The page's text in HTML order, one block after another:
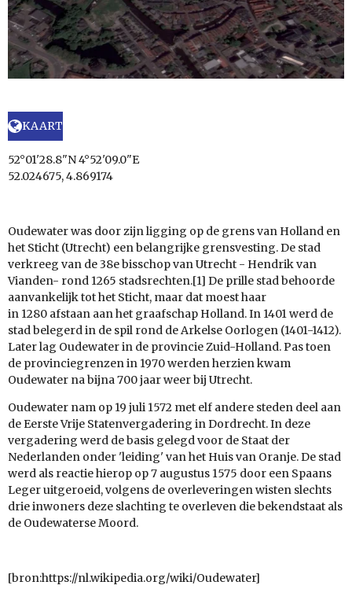
KAART
52°01'28.8"N 4°52'09.0"E
52.024675, 4.869174
Oudewater was door zijn ligging op de grens van Holland en
het Sticht (Utrecht) een belangrijke grensvesting. De stad
verkreeg van de 38e bisschop van Utrecht - Hendrik van
Vianden- rond 1265 stadsrechten.[1] De prille stad behoorde
aanvankelijk tot het Sticht, maar dat moest haar
in 1280 afstaan aan het graafschap Holland. In 1401 werd de
stad belegerd in de spil rond de Arkelse Oorlogen (1401-1412).
Later lag Oudewater in de provincie Zuid-Holland. Pas toen
de provinciegrenzen in 1970 werden herzien kwam
Oudewater na bijna 700 jaar weer bij Utrecht.
Oudewater nam op 19 juli 1572 met elf andere steden deel aan
de Eerste Vrije Statenvergadering in Dordrecht. In deze
vergadering werd de basis gelegd voor de Staat der
Nederlanden onder 'leiding' van het Huis van Oranje. De stad
werd als reactie hierop op 7 augustus 1575 door een Spaans
Leger uitgeroeid, volgens de overleveringen wisten slechts
drie inwoners deze slachting te overleven die bekendstaat als
de Oudewaterse Moord.
[bron:https://nl.wikipedia.org/wiki/Oudewater]